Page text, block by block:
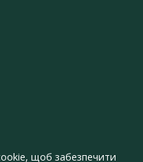
щоб забезпечити